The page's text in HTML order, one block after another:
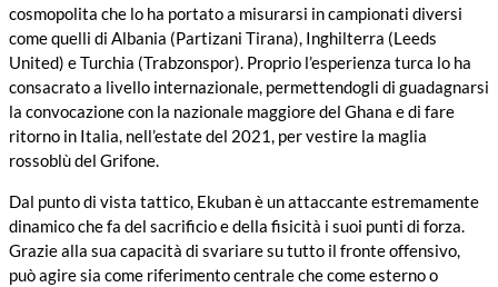
cosmopolita che lo ha portato a misurarsi in campionati diversi
come quelli di Albania (Partizani Tirana), Inghilterra (Leeds
United) e Turchia (Trabzonspor). Proprio l’esperienza turca lo ha
consacrato a livello internazionale, permettendogli di guadagnarsi
la convocazione con la nazionale maggiore del Ghana e di fare
ritorno in Italia, nell’estate del 2021, per vestire la maglia
rossoblù del Grifone.
Dal punto di vista tattico, Ekuban è un attaccante estremamente
dinamico che fa del sacrificio e della fisicità i suoi punti di forza.
Grazie alla sua capacità di svariare su tutto il fronte offensivo,
può agire sia come riferimento centrale che come esterno o